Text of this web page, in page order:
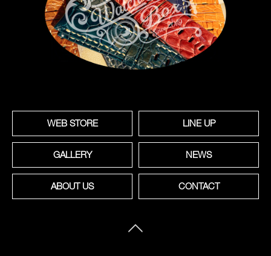
WEB STORE LINE UP
GALLERY NEWS
ABOUT US CONTACT